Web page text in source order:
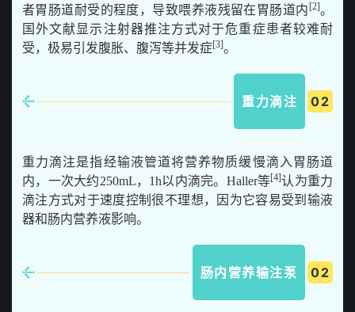
者胃肠道耐受的程度，导致喂养液残留在胃肠道内 [2]。
国外文献显示注射器推注方式对于危重症患者较难耐
受，极易引发腹胀、腹泻等并发症[3]。
重力滴注 02
重力滴注是指经输液管道将营养物质缓慢滴入胃肠道
内，一次大约250mL，1h以内滴完。Haller等[4]认为重力
滴注方式对于速度控制很不理想，因为它容易受到输液
器和肠内营养液影响。
肠内营养输注泵 02